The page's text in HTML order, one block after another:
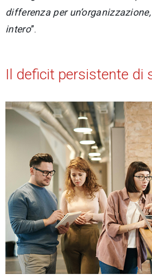
differenza per
intero”.
Il deficit persistente di